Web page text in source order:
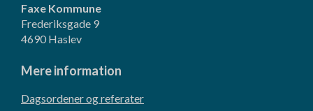
Faxe Kommune
Frederiksgade 9
4690 Haslev
Mere information
Dagsordener og referater